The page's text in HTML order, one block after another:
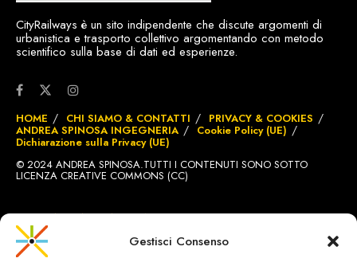
Gestisci Consenso
CityRailways è un sito indipendente che discute argomenti di
urbanistica e trasporto collettivo argomentando con metodo
scientifico sulla base di dati ed esperienze.
HOME CHI SIAMO & CONTATTI PRIVACY & COOKIES
ANDREA SPINOSA INGEGNERIA Cookie Policy (UE)
Dichiarazione sulla Privacy (UE)
© 2024 ANDREA SPINOSA.TUTTI I CONTENUTI SONO SOTTO
LICENZA CREATIVE COMMONS (CC)
SITO REALIZZATO DABRIGNOLE.CH